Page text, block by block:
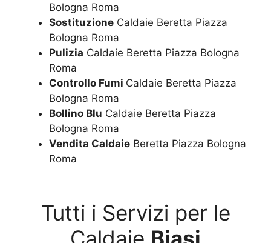
Bologna Roma
Sostituzione Caldaie Beretta Piazza
Bologna Roma
Pulizia Caldaie Beretta Piazza Bologna
Roma
Controllo Fumi Caldaie Beretta Piazza
Bologna Roma
Bollino Blu Caldaie Beretta Piazza
Bologna Roma
Vendita Caldaie Beretta Piazza Bologna
Roma
Tutti i Servizi per le